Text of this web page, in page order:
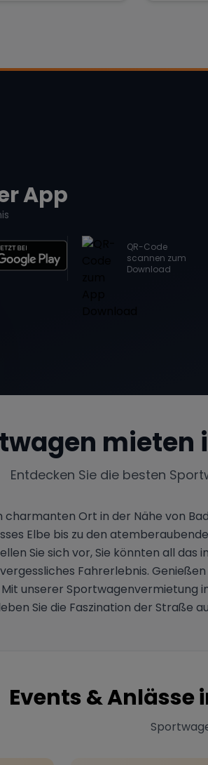
App
QR-Code
scannen zum
Download
mieten
Entdecken Sie die besten
charmanten Ort in der Nähe von
Elbe bis zu den
Sie sich vor, Sie könnten all
Fahrerlebnis.
unserer Sportwagenvermietung
Sie die Faszination der Straße
Events & Anlässe